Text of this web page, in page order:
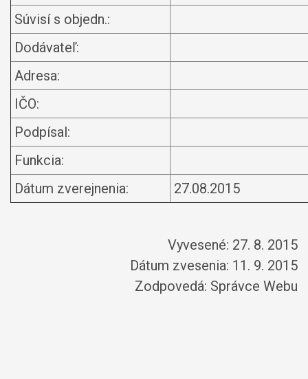
Súvisí s objedn.:
Dodávateľ:
Adresa:
IČO:
Podpísal:
Funkcia:
Dátum zverejnenia:
27.08.2015
Vyvesené: 27. 8. 2015
Dátum zvesenia: 11. 9. 2015
Zodpovedá: Správce Webu